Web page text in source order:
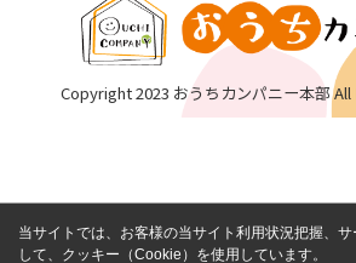
Copyright 2023 おうちカンパニー本部
当サイトでは、お客様の当サイト利用状況把握、
して、クッキー（Cookie）を使用しています。